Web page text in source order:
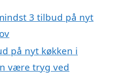
3 tilbud på nyt
på nyt køkken i
være tryg ved